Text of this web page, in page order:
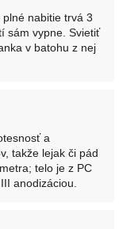
nabitie trvá 3
sám vypne. Svietiť
v batohu z nej
a
takže lejak či pád
telo je z PC
anodizáciou.